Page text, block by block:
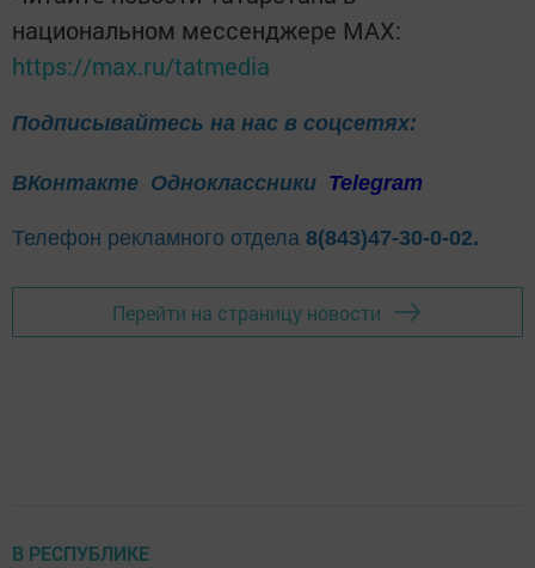
национальном мессенджере MАХ:
https://max.ru/tatmedia
Подписывайтесь на нас в соцсетях:
ВКонтакте Одноклассники Telegram
Телефон рекламного отдела 8(843)47-30-0-02.
Перейти на страницу новости
В РЕСПУБЛИКЕ